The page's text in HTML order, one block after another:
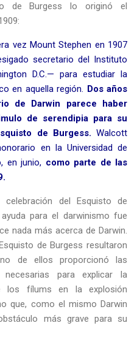
de Burgess lo originó el
vez Mount Stephen en 1907
secretario del Instituto
D.C.— para estudiar la
en aquella región. Dos años
de Darwin parece haber
de serendipia para su
de Burgess. Walcott
en la Universidad de
en junio, como parte de las
del Esquisto de
para el darwinismo fue
nada más acerca de Darwin.
de Burgess resultaron
de ellos proporcionó las
para explicar la
los fílums en la explosión
que, como el mismo Darwin
más grave para su